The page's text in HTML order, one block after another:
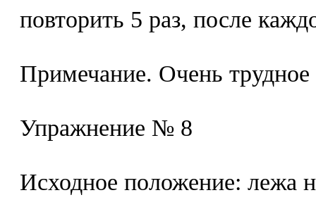
повторить 5 раз, после
Примечание. Очень
Упражнение № 8
Исходное положение: лежа